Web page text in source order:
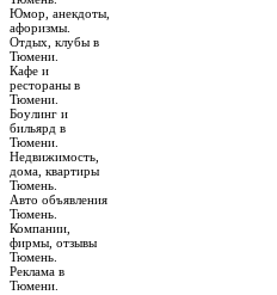
Юмор, анекдоты,
афоризмы.
Отдых, клубы в
Тюмени.
Кафе и
рестораны в
Тюмени.
Боулинг и
бильярд в
Тюмени.
Недвижимость,
дома, квартиры
Тюмень.
Авто объявления
Тюмень.
Компании,
фирмы, отзывы
Тюмень.
Реклама в
Тюмени.